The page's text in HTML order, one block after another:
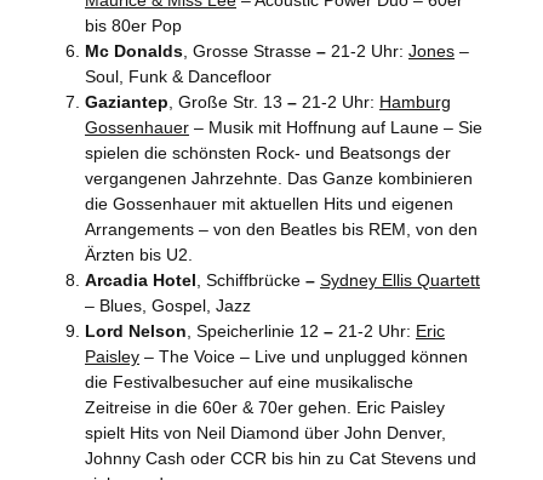
bis 80er Pop
Mc Donalds , Grosse Strasse – 21-2 Uhr: Jones –
Soul, Funk & Dancefloor
Gaziantep , Große Str. 13 – 21-2 Uhr: Hamburg
Gossenhauer – Musik mit Hoffnung auf Laune – Sie
spielen die schönsten Rock- und Beatsongs der
vergangenen Jahrzehnte. Das Ganze kombinieren
die Gossenhauer mit aktuellen Hits und eigenen
Arrangements – von den Beatles bis REM, von den
Ärzten bis U2.
Arcadia Hotel , Schiffbrücke – Sydney Ellis Quartett
– Blues, Gospel, Jazz
Lord Nelson , Speicherlinie 12 – 21-2 Uhr: Eric
Paisley – The Voice – Live und unplugged können
die Festivalbesucher auf eine musikalische
Zeitreise in die 60er & 70er gehen. Eric Paisley
spielt Hits von Neil Diamond über John Denver,
Johnny Cash oder CCR bis hin zu Cat Stevens und